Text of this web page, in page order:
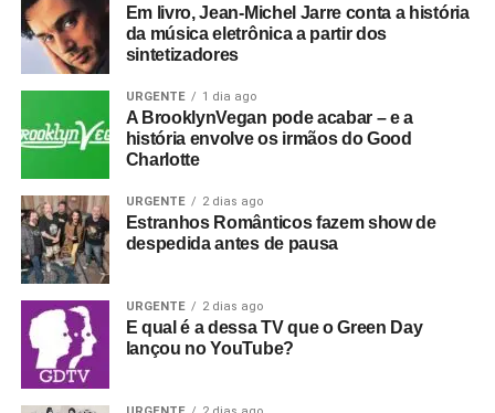
Em livro, Jean-Michel Jarre conta a história
da música eletrônica a partir dos
sintetizadores
URGENTE 1 dia ago
A BrooklynVegan pode acabar – e a
história envolve os irmãos do Good
Charlotte
URGENTE 2 dias ago
Estranhos Românticos fazem show de
despedida antes de pausa
URGENTE 2 dias ago
E qual é a dessa TV que o Green Day
lançou no YouTube?